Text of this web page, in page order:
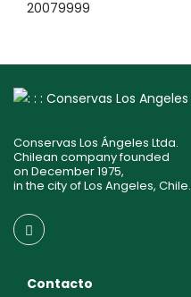
20079999
Conservas Los Ángeles Ltda.
Chilean company founded
on December 1975,
in the city of Los Angeles, Chile.
Contacto